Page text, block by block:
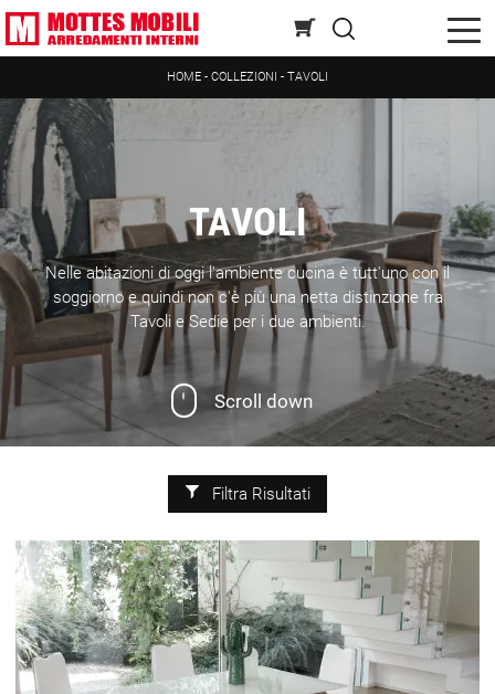
HOME - COLLEZIONI - TAVOLI
TAVOLI
Nelle abitazioni di oggi l'ambiente cucina è tutt'uno con il
soggiorno e quindi non c'è più una netta distinzione fra
Tavoli e Sedie per i due ambienti.
Scroll down
Filtra Risultati